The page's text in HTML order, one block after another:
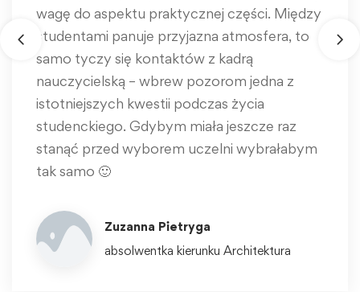
wagę do aspektu praktycznej części. Między
studentami panuje przyjazna atmosfera, to
samo tyczy się kontaktów z kadrą
nauczycielską – wbrew pozorom jedna z
istotniejszych kwestii podczas życia
studenckiego. Gdybym miała jeszcze raz
stanąć przed wyborem uczelni wybrałabym
tak samo 🙂
Zuzanna Pietryga
absolwentka kierunku Architektura